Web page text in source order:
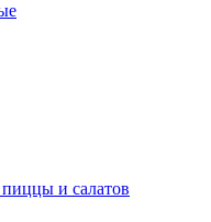
и салатов